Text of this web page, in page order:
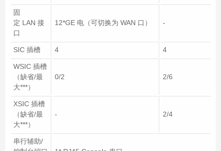
固
定 LAN 接
口
12*GE 电（可切换为 WAN 口） -
SIC 插槽 4 4
WSIC 插槽
（缺省/最
大***）
0/2 2/6
XSIC 插槽
（缺省/最
大***）
- 2/4
串行辅助/